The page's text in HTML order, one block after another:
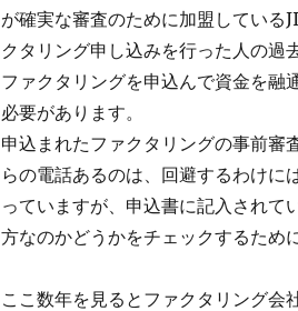
が確実な審査のために加盟している
クタリング申し込みを行った人の過
ファクタリングを申込んで資金を融
必要があります。
申込まれたファクタリングの事前審
らの電話あるのは、回避するわけに
っていますが、申込書に記入されて
方なのかどうかをチェックするため
ここ数年を見るとファクタリング会